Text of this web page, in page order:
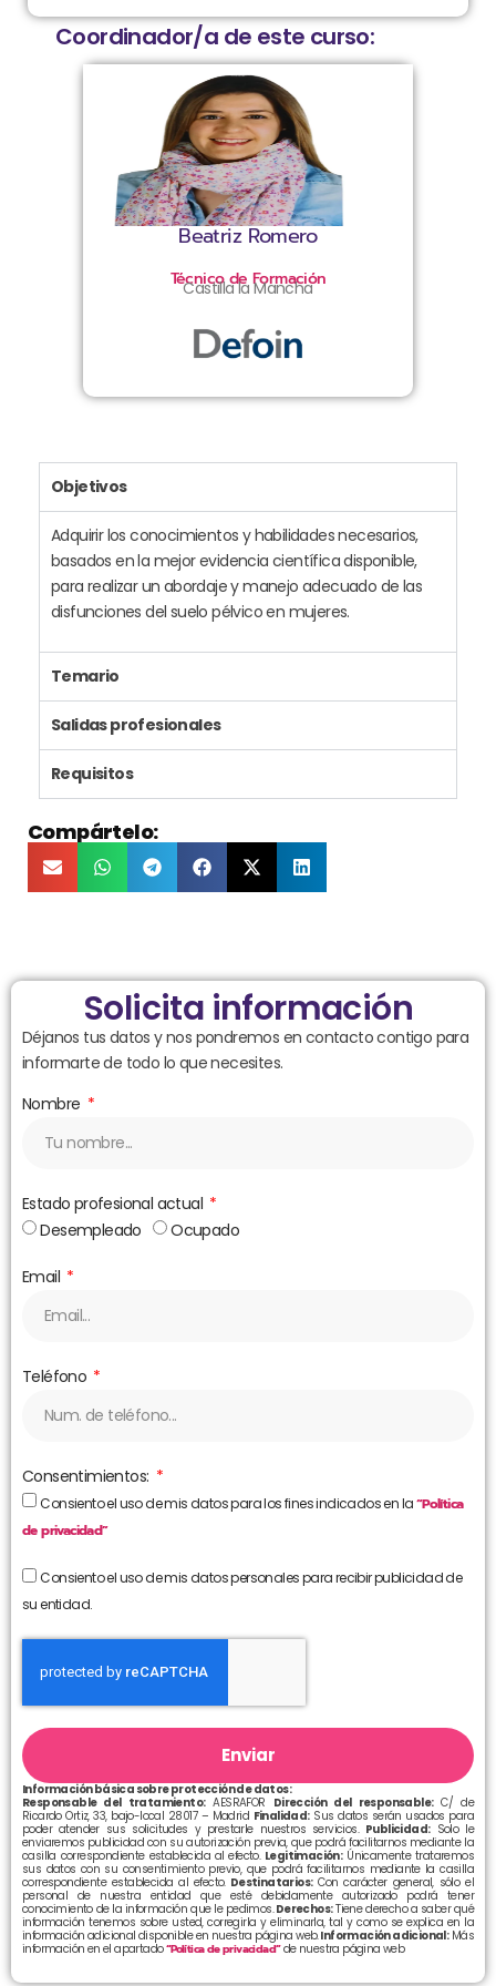
Coordinador/a de este curso:
Beatriz Romero
Técnico de Formación
Castilla la Mancha
Objetivos
Adquirir los conocimientos y habilidades necesarios,
basados en la mejor evidencia científica disponible,
para realizar un abordaje y manejo adecuado de las
disfunciones del suelo pélvico en mujeres.
Temario
Salidas profesionales
Requisitos
Compártelo:
Solicita información
Déjanos tus datos y nos pondremos en contacto contigo para
informarte de todo lo que necesites.
Nombre
Estado profesional actual
Desempleado
Ocupado
Email
Teléfono
Consentimientos:
Consiento el uso de mis datos para los fines indicados en la“Política
de privacidad”
Consiento el uso de mis datos personales para recibir publicidad de
su entidad.
Enviar
Información básica sobre protección de datos:
Responsable del tratamiento:AESRAFOR Dirección del responsable:C/ de
Ricardo Ortiz, 33, bajo-local 28017 – Madrid Finalidad:Sus datos serán usados para
poder atender sus solicitudes y prestarle nuestros servicios. Publicidad:Solo le
enviaremos publicidad con su autorización previa, que podrá facilitarnos mediante la
casilla correspondiente establecida al efecto. Legitimación:Únicamente trataremos
sus datos con su consentimiento previo, que podrá facilitarnos mediante la casilla
correspondiente establecida al efecto.Destinatarios:Con carácter general, sólo el
personal de nuestra entidad que esté debidamente autorizado podrá tener
conocimiento de la información que le pedimos.Derechos:Tiene derecho a saber qué
información tenemos sobre usted, corregirla y eliminarla, tal y como se explica en la
información adicional disponible en nuestra página web.Información adicional:Más
información en el apartado“Política de privacidad”de nuestra página web